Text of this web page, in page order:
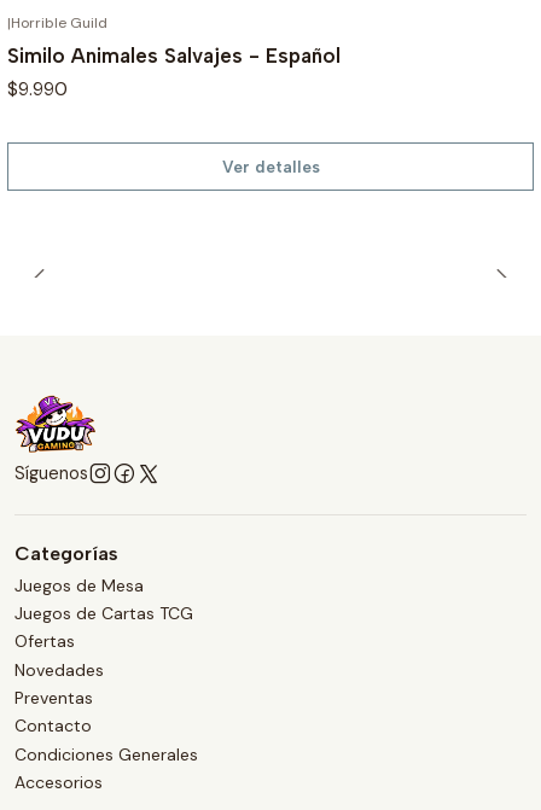
|Horrible Guild
Similo Animales Salvajes - Español
$9.990
Ver detalles
Síguenos
Categorías
Juegos de Mesa
Juegos de Cartas TCG
Ofertas
Novedades
Preventas
Contacto
Condiciones Generales
Accesorios